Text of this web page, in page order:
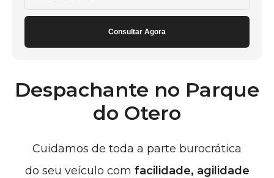
Consultar Agora
Despachante no Parque
do Otero
Cuidamos de toda a parte burocrática
do seu veículo com facilidade, agilidade